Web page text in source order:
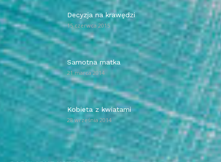
Decyzja na krawędzi
15 czerwca 2015
Samotna matka
21 marca 2014
Kobieta z kwiatami
28 września 2014